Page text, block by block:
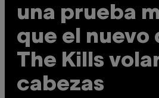
una prueba
que el nuevo
The Kills
cabezas